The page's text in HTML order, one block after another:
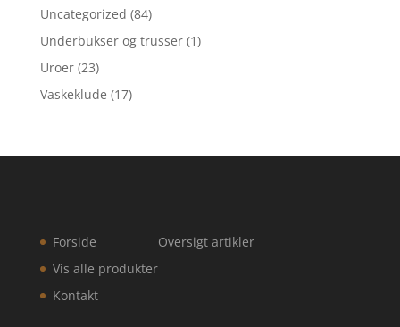
Uncategorized (84)
Underbukser og trusser (1)
Uroer (23)
Vaskeklude (17)
Forside
Vis alle produkter
Kontakt
Oversigt artikler